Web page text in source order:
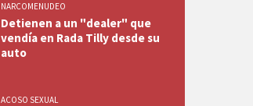
NARCOMENUDEO
Detienen a un "dealer" que
vendía en Rada Tilly desde su
auto
ACOSO SEXUAL